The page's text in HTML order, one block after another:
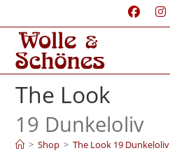
The Look
19 Dunkeloliv
> Shop > The Look 19 Dunkeloliv